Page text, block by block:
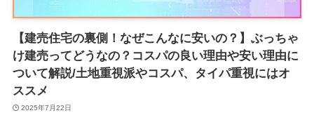
【建売住宅の裏側！なぜこんなに安いの？】ぶっちゃ
け建売ってどうなの？コスパの良い理由や安い理由に
ついて解説/土地重視派やコスパ、タイパ重視にはオ
ススメ
2025年7月22日